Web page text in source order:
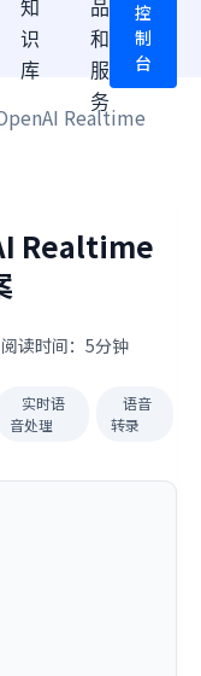
知
识
库
品
和
服
务
控
制
台
Realtime
Realtime
读时间：5分钟
实时语
音处理
语音
转录